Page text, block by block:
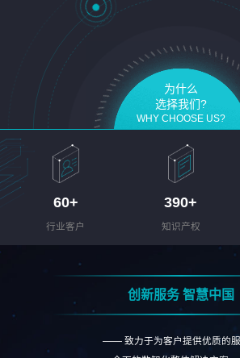
为什么
选择我们?
WHY CHOOSE US?
60+
行业客户
390+
知识产权
创新服务 智慧中国
—— 致力于为客户提供优质的